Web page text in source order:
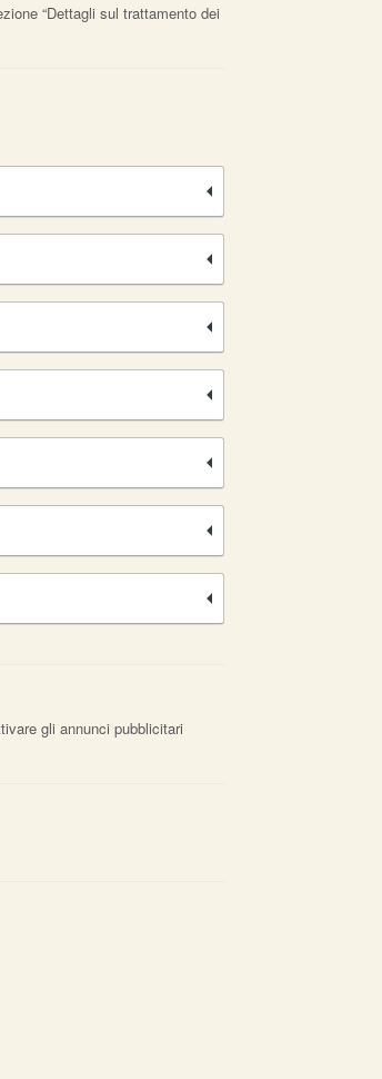
“Dettagli sul trattamento dei
gli annunci pubblicitari